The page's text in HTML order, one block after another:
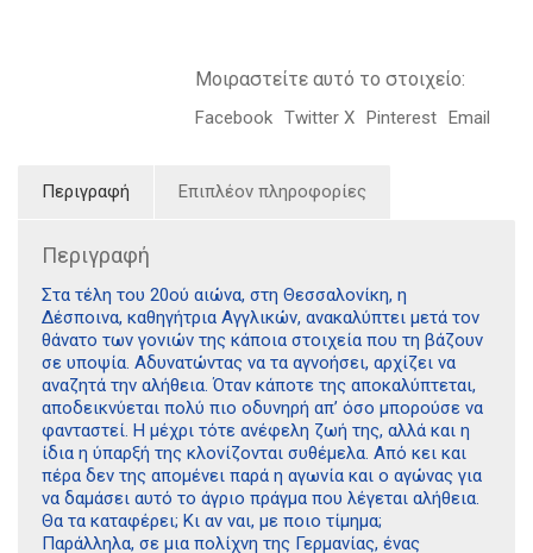
Μοιραστείτε αυτό το στοιχείο:
Facebook Twitter X Pinterest Email
Περιγραφή Επιπλέον πληροφορίες
Περιγραφή
Στα τέλη του 20ού αιώνα, στη Θεσσαλονίκη, η
Δέσποινα, καθηγήτρια Αγγλικών, ανακαλύπτει μετά τον
θάνατο των γονιών της κάποια στοιχεία που τη βάζουν
σε υποψία. Αδυνατώντας να τα αγνοήσει, αρχίζει να
αναζητά την αλήθεια. Όταν κάποτε της αποκαλύπτεται,
αποδεικνύεται πολύ πιο οδυνηρή απ’ όσο μπορούσε να
φανταστεί. Η μέχρι τότε ανέφελη ζωή της, αλλά και η
ίδια η ύπαρξή της κλονίζονται συθέμελα. Από κει και
πέρα δεν της απομένει παρά η αγωνία και ο αγώνας για
να δαμάσει αυτό το άγριο πράγμα που λέγεται αλήθεια.
Θα τα καταφέρει; Κι αν ναι, με ποιο τίμημα;
Παράλληλα, σε μια πολίχνη της Γερμανίας, ένας